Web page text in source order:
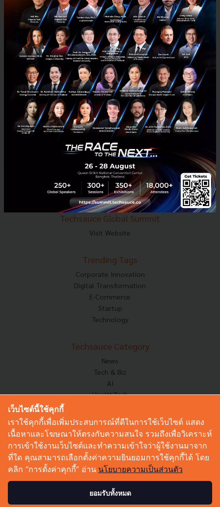
E-mail :contact@techsauce.co
Tel : 02-001-5375
Mobile : 06-4658-9500
Techsauce Media
About Techsauce
Techsauce Services
Privacy Policy
ส่งบทความ
Techsauce Global Summit
Visit Website
Trending Tags
Corporate Innovation
Digital Transformation
E-Commerce
Startup
Technology
Techsauce Category
News
Tech & Biz
AI
HealthTech
Corp Innov
Saucy Thoughts
Based On
Sustainable
Videos
Podcast
เว็บไซต์นี้ใช้คุกกี้
เราใช้คุกกี้เพื่อเพิ่มประสบการณ์ที่ดีในการใช้เว็บไซต์ แสดง
เนื้อหาและโฆษณาให้ตรงกับความสนใจ รวมถึงเพื่อวิเคราะห์
การเข้าใช้งานเว็บไซต์และทำความเข้าใจว่าผู้ใช้งานมาจาก
ที่ใด คุณสามารถเลือกตั้งค่าความยินยอมการใช้คุกกี้ได้ โดย
คลิก “การตั้งค่าคุกกี้” อ่าน นโยบายความเป็นส่วนตัว
ยอมรับทั้งหมด